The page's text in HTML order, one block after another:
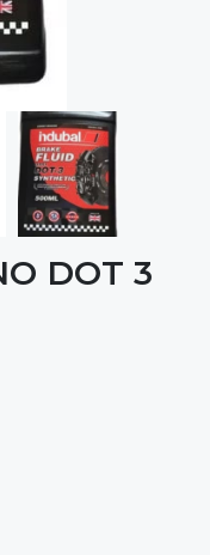
DOT 3